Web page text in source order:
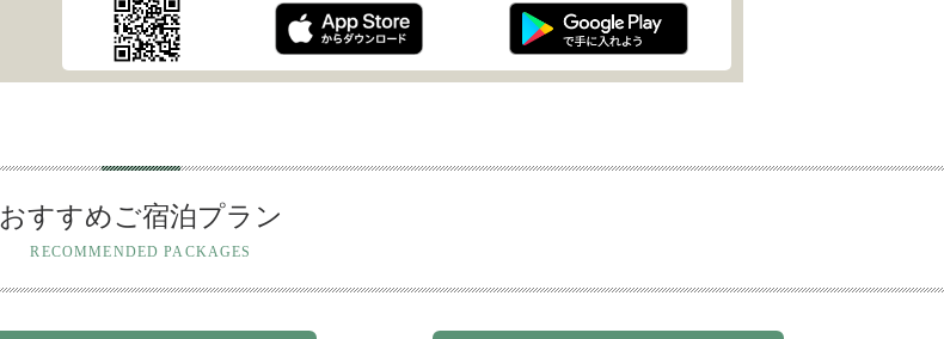
おすすめご宿泊プラン
RECOMMENDED PACKAGES